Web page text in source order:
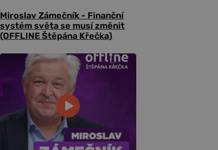
Miroslav Zámečník - Finanční
systém světa se musí změnit
(OFFLINE Štěpána Křečka)